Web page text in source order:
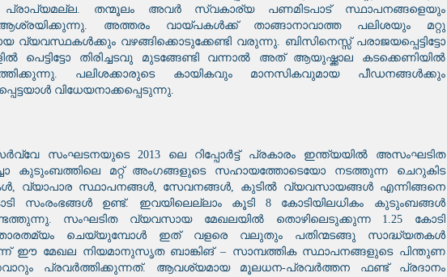
പ്രാപ്യമല്ല. തന്മൂലം അവർ സ്വകാര്യ പണമിടപാട് സ്ഥാപനങ്ങളെയും
അത്തരം വായ്‌പകൾക്ക് താങ്ങാനാവാത്ത പലിശയും മറ്റു
വഴങ്ങിക്കൊടുക്കേണ്ടി വരുന്നു. ബിസിനെസ്സ് പരാജയപ്പെട്ടിട്ടോ
പെട്ടിട്ടോ തിരിച്ചടവു മുടങ്ങേണ്ടി വന്നാൽ അത് ആയുഷ്ക്കാല കടക്കെണിയിൽ
പലിശക്കാരുടെ കായികവും മാനസികവുമായ പീഡനങ്ങൾക്കും
വിധേയനാക്കപ്പെടുന്നു.
സംഘടനയുടെ 2013 ലെ റിപ്പോർട്ട് പ്രകാരം ഇന്ത്യയിൽ അസംഘടിത
കുടുംബത്തിലെ മറ്റ് അംഗങ്ങളുടെ സഹായത്തോടെയോ നടത്തുന്ന ചെറുകിട
വ്യാപാര സ്ഥാപനങ്ങൾ, സേവനങ്ങൾ, കുടിൽ വ്യവസായങ്ങൾ എന്നിങ്ങനെ
സംരംഭങ്ങൾ ഉണ്ട്. ഇവയിലെല്ലാം കൂടി 8 കോടിയിലധികം കുടുംബങ്ങൾ
സംഘടിത വ്യവസായ മേഖലയിൽ തൊഴിലെടുക്കുന്ന 1.25 കോടി
താരതമ്യം ചെയ്യുമ്പോൾ ഇത് വളരെ വലുതും പതിന്മടങ്ങു സാദ്ധ്യതകൾ
ഈ മേഖല നിയമാനുസൃത ബാങ്കിങ് – സാമ്പത്തിക സ്ഥാപനങ്ങളുടെ പിന്തുണ
പ്രവർത്തിക്കുന്നത്. ആവശ്യമായ മൂലധന-പ്രവർത്തന ഫണ്ട് പ്രദാനം